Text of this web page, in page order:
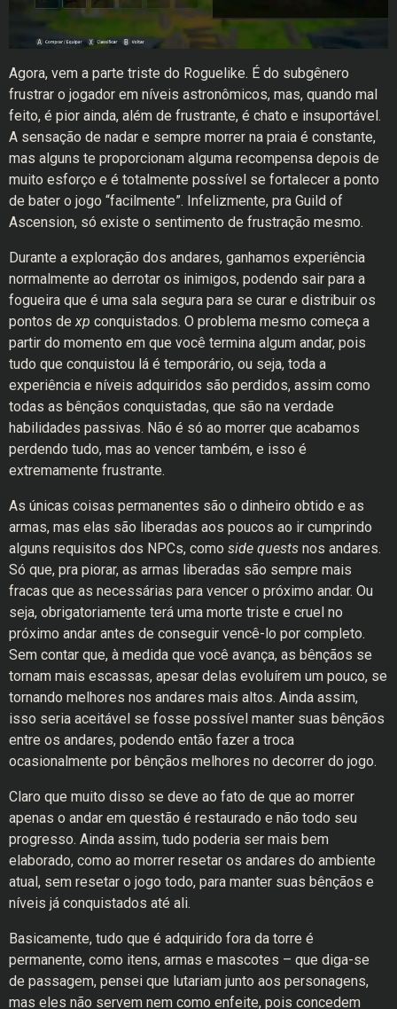
Agora, vem a parte triste do Roguelike. É do subgênero
frustrar o jogador em níveis astronômicos, mas, quando mal
feito, é pior ainda, além de frustrante, é chato e insuportável.
A sensação de nadar e sempre morrer na praia é constante,
mas alguns te proporcionam alguma recompensa depois de
muito esforço e é totalmente possível se fortalecer a ponto
de bater o jogo “facilmente”. Infelizmente, pra Guild of
Ascension, só existe o sentimento de frustração mesmo.
Durante a exploração dos andares, ganhamos experiência
normalmente ao derrotar os inimigos, podendo sair para a
fogueira que é uma sala segura para se curar e distribuir os
pontos dexp conquistados. O problema mesmo começa a
partir do momento em que você termina algum andar, pois
tudo que conquistou lá é temporário, ou seja, toda a
experiência e níveis adquiridos são perdidos, assim como
todas as bênçãos conquistadas, que são na verdade
habilidades passivas. Não é só ao morrer que acabamos
perdendo tudo, mas ao vencer também, e isso é
extremamente frustrante.
As únicas coisas permanentes são o dinheiro obtido e as
armas, mas elas são liberadas aos poucos ao ir cumprindo
alguns requisitos dos NPCs, como side quests nos andares.
Só que, pra piorar, as armas liberadas são sempre mais
fracas que as necessárias para vencer o próximo andar. Ou
seja, obrigatoriamente terá uma morte triste e cruel no
próximo andar antes de conseguir vencê-lo por completo.
Sem contar que, à medida que você avança, as bênçãos se
tornam mais escassas, apesar delas evoluírem um pouco, se
tornando melhores nos andares mais altos. Ainda assim,
isso seria aceitável se fosse possível manter suas bênçãos
entre os andares, podendo então fazer a troca
ocasionalmente por bênçãos melhores no decorrer do jogo.
Claro que muito disso se deve ao fato de que ao morrer
apenas o andar em questão é restaurado e não todo seu
progresso. Ainda assim, tudo poderia ser mais bem
elaborado, como ao morrer resetar os andares do ambiente
atual, sem resetar o jogo todo, para manter suas bênçãos e
níveis já conquistados até ali.
Basicamente, tudo que é adquirido fora da torre é
permanente, como itens, armas e mascotes – que diga-se
de passagem, pensei que lutariam junto aos personagens,
mas eles não servem nem como enfeite, pois concedem